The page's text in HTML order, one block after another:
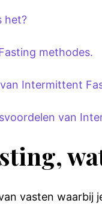
het?
methodes.
Intermittent
van
vasten waarbij